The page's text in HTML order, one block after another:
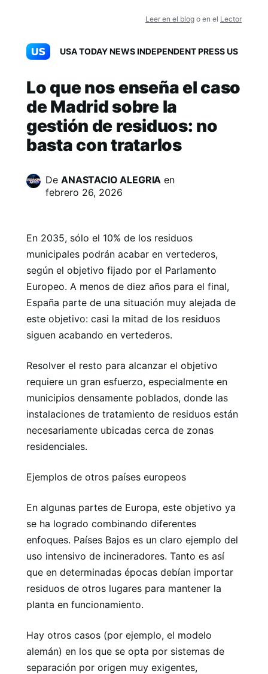
Leer en el blog o en el Lector
USA TODAY NEWS INDEPENDENT PRESS US
Lo que nos enseña el caso
de Madrid sobre la
gestión de residuos: no
basta con tratarlos
De ANASTACIO ALEGRIA en
febrero 26, 2026
En 2035, sólo el 10% de los residuos
municipales podrán acabar en vertederos,
según el objetivo fijado por el Parlamento
Europeo. A menos de diez años para el final,
España parte de una situación muy alejada de
este objetivo: casi la mitad de los residuos
siguen acabando en vertederos.
Resolver el resto para alcanzar el objetivo
requiere un gran esfuerzo, especialmente en
municipios densamente poblados, donde las
instalaciones de tratamiento de residuos están
necesariamente ubicadas cerca de zonas
residenciales.
Ejemplos de otros países europeos
En algunas partes de Europa, este objetivo ya
se ha logrado combinando diferentes
enfoques. Países Bajos es un claro ejemplo del
uso intensivo de incineradores. Tanto es así
que en determinadas épocas debían importar
residuos de otros lugares para mantener la
planta en funcionamiento.
Hay otros casos (por ejemplo, el modelo
alemán) en los que se opta por sistemas de
separación por origen muy exigentes,